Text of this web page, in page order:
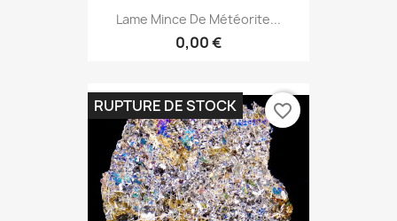
Lame Mince De Météorite...
0,00 €
RUPTURE DE STOCK favorite_border